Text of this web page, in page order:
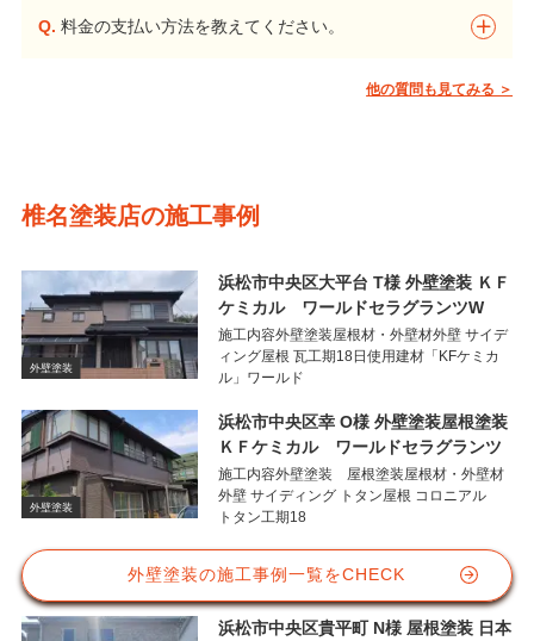
Q. 料金の支払い方法を教えてください。
他の質問も見てみる ＞
椎名塗装店の施工事例
外壁塗装
浜松市中央区大平台 T様 外壁塗装 ＫＦ
ケミカル ワールドセラグランツW
施工内容外壁塗装屋根材・外壁材外壁 サイデ
ィング屋根 瓦工期18日使用建材「KFケミカ
ル」ワールド
外壁塗装
浜松市中央区幸 O様 外壁塗装屋根塗装
ＫＦケミカル ワールドセラグランツ
施工内容外壁塗装 屋根塗装屋根材・外壁材
外壁 サイディング トタン屋根 コロニアル
トタン工期18
外壁塗装の施工事例一覧をCHECK
浜松市中央区貴平町 N様 屋根塗装 日本